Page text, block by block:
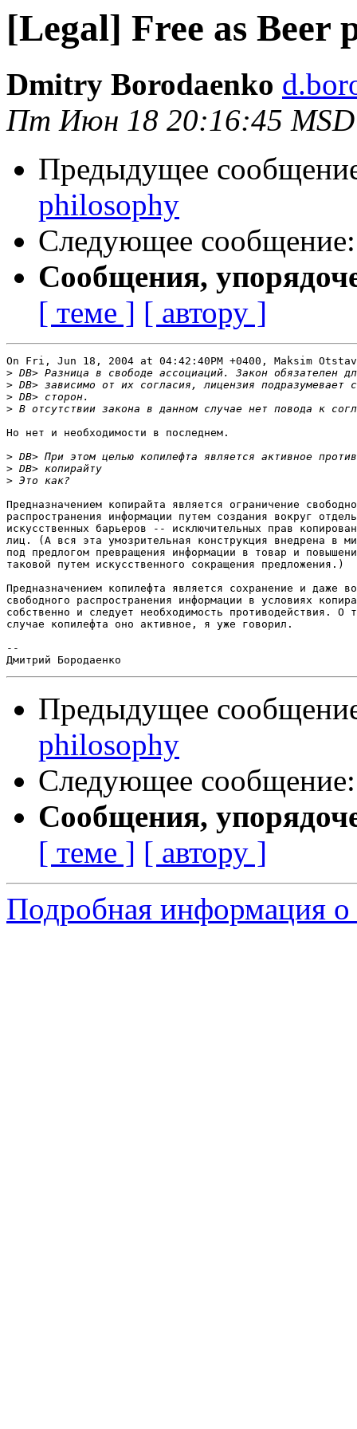
[Legal] Free as Beer
Dmitry Borodaenko
Пт Июн 18 20:16:45
Предыдущее
philosophy
Следующее
Сообщения,
[ теме ] [ автору ]
On Fri, Jun 18, 2004 at 04:42:40PM +0400, Maksim
>
>
>
>
Но нет и необходимости в последнем.
>
>
>
Предназначением копирайта является ограничение
распространения информации путем создания вокруг
искусственных барьеров -- исключительных прав
лиц. (А вся эта умозрительная конструкция внедрена в
под предлогом превращения информации в товар и
таковой путем искусственного сокращения предложения.)
Предназначением копилефта является сохранение и даже
свободного распространения информации в условиях
собственно и следует необходимость противодействия. О
случае копилефта оно активное, я уже говорил.
--
Предыдущее
philosophy
Следующее
Сообщения,
[ теме ] [ автору ]
Подробная информация о